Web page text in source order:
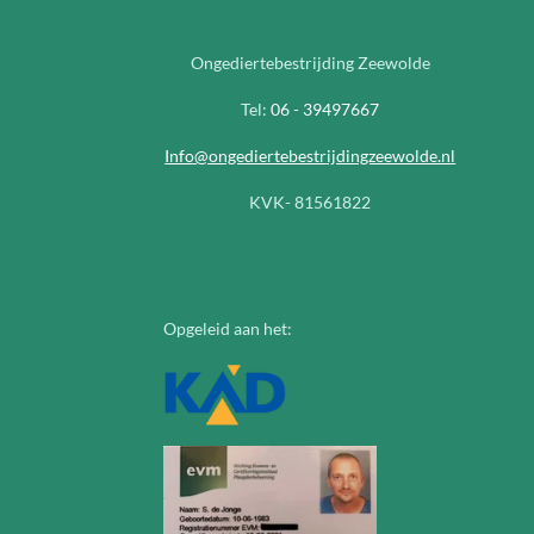
Ongediertebestrijding Zeewolde
Tel:06 - 39497667
Info@ongediertebestrijdingzeewolde.nl
KVK- 81561822
Opgeleid aan het: